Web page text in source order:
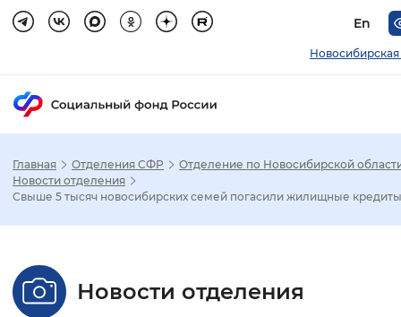
En
Новосибирская
Настройка режима отображения
Стандартный Увеличенный
Главная Отделения СФР
Отделение по Новосибирской
Новости отделения
Свыше 5 тысяч новосибирских семей погасили жилищные кредиты
Новости отделения